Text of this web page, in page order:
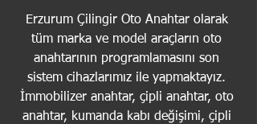
Erzurum Çilingir Oto Anahtar olarak
tüm marka ve model araçların oto
anahtarının programlamasını son
sistem cihazlarımız ile yapmaktayız.
İmmobilizer anahtar, çipli anahtar, oto
anahtar, kumanda kabı değişimi, çipli